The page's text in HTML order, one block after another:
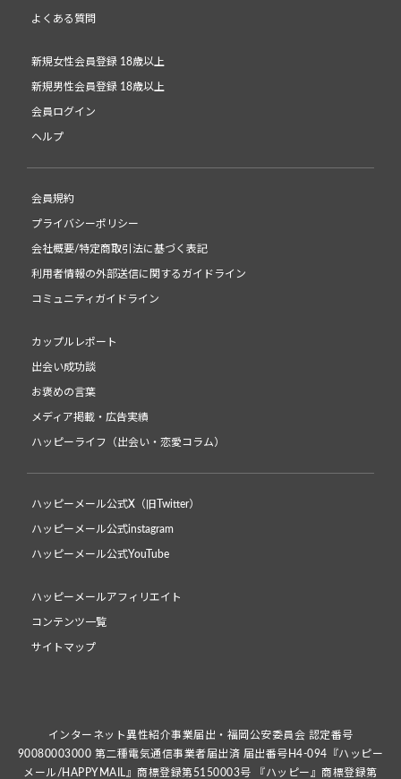
よくある質問
新規女性会員登録 18歳以上
新規男性会員登録 18歳以上
会員ログイン
ヘルプ
会員規約
プライバシーポリシー
会社概要/特定商取引法に基づく表記
利用者情報の外部送信に関するガイドライン
コミュニティガイドライン
カップルレポート
出会い成功談
お褒めの言葉
メディア掲載・広告実績
ハッピーライフ（出会い・恋愛コラム）
ハッピーメール公式X（旧Twitter）
ハッピーメール公式instagram
ハッピーメール公式YouTube
ハッピーメールアフィリエイト
コンテンツ一覧
サイトマップ
インターネット異性紹介事業届出・福岡公安委員会 認定番号
90080003000 第二種電気通信事業者届出済 届出番号H4-094『ハッピー
メール/HAPPYMAIL』商標登録第5150003号 『ハッピー』商標登録第